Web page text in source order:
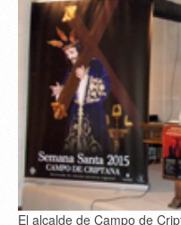
El alcalde de Campo de